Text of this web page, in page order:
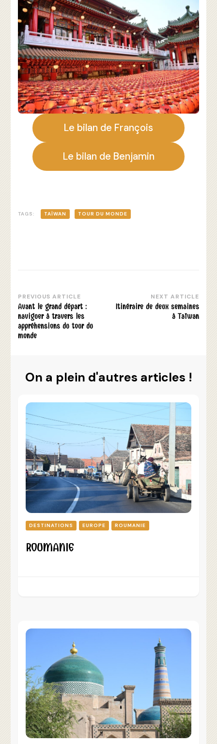
Le bilan de François
Le bilan de Benjamin
TAGS: TAÏWAN TOUR DU MONDE
Post
Navigation
PREVIOUS ARTICLE
Avant le grand départ :
naviguer à travers les
appréhensions du tour du
monde
NEXT ARTICLE
Itinéraire de deux semaines
à Taïwan
On a plein d'autres articles !
DESTINATIONS EUROPE ROUMANIE
ROUMANIE